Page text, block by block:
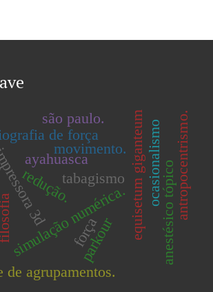
3d
simulação numérica.equisetum giganteum
de força
ayahuasca
tabagismo
redução. ocasionalismo
força
movimento.
anestésico tópico
parkour
são paulo.
de agrupamentos.
antropocentrismo.